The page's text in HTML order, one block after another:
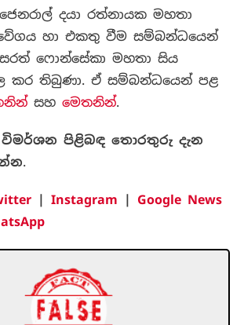
දයා රත්නායක මහතා
හා එකතු වීම සම්බන්ධයෙන්
ෆොන්සේකා මහතා සිය
කර තිබුණා. ඒ සම්බන්ධයෙන් පළ
සහ මෙතනින්.
පිළිබඳ තොරතුරු දැන
.
| Instagram | Google News